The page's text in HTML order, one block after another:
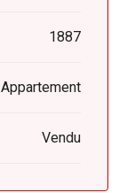
1887
Appartement
Vendu